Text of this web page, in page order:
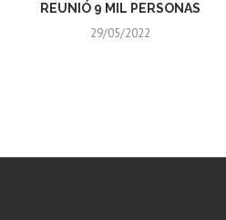
REUNIÓ 9 MIL PERSONAS
29/05/2022